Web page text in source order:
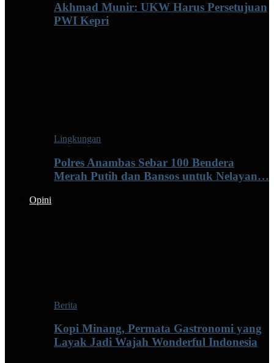
Akhmad Munir: UKW Harus Persetujuan
PWI Kepri
Lingkungan
Polres Anambas Sebar 100 Bendera
Merah Putih dan Bansos untuk Nelayan…
Opini
Berita
Kopi Minang, Permata Gastronomi yang
Layak Jadi Wajah Wonderful Indonesia